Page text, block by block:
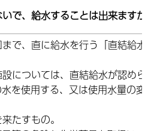
で、給水することは出来ますか
で、直に給水を行う「直結給水
については、直結給水が認めら
を使用する、又は使用水量の変
たすもの。